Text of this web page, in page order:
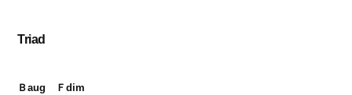
Triad
Ｂaug　Ｆdim